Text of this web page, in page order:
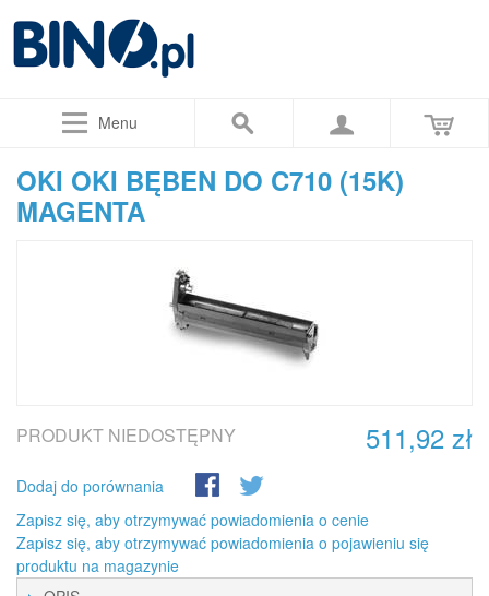
Menu
OKI OKI BĘBEN DO C710 (15K)
MAGENTA
511,92 zł
PRODUKT NIEDOSTĘPNY
Dodaj do porównania
Zapisz się, aby otrzymywać powiadomienia o cenie
Zapisz się, aby otrzymywać powiadomienia o pojawieniu się
produktu na magazynie